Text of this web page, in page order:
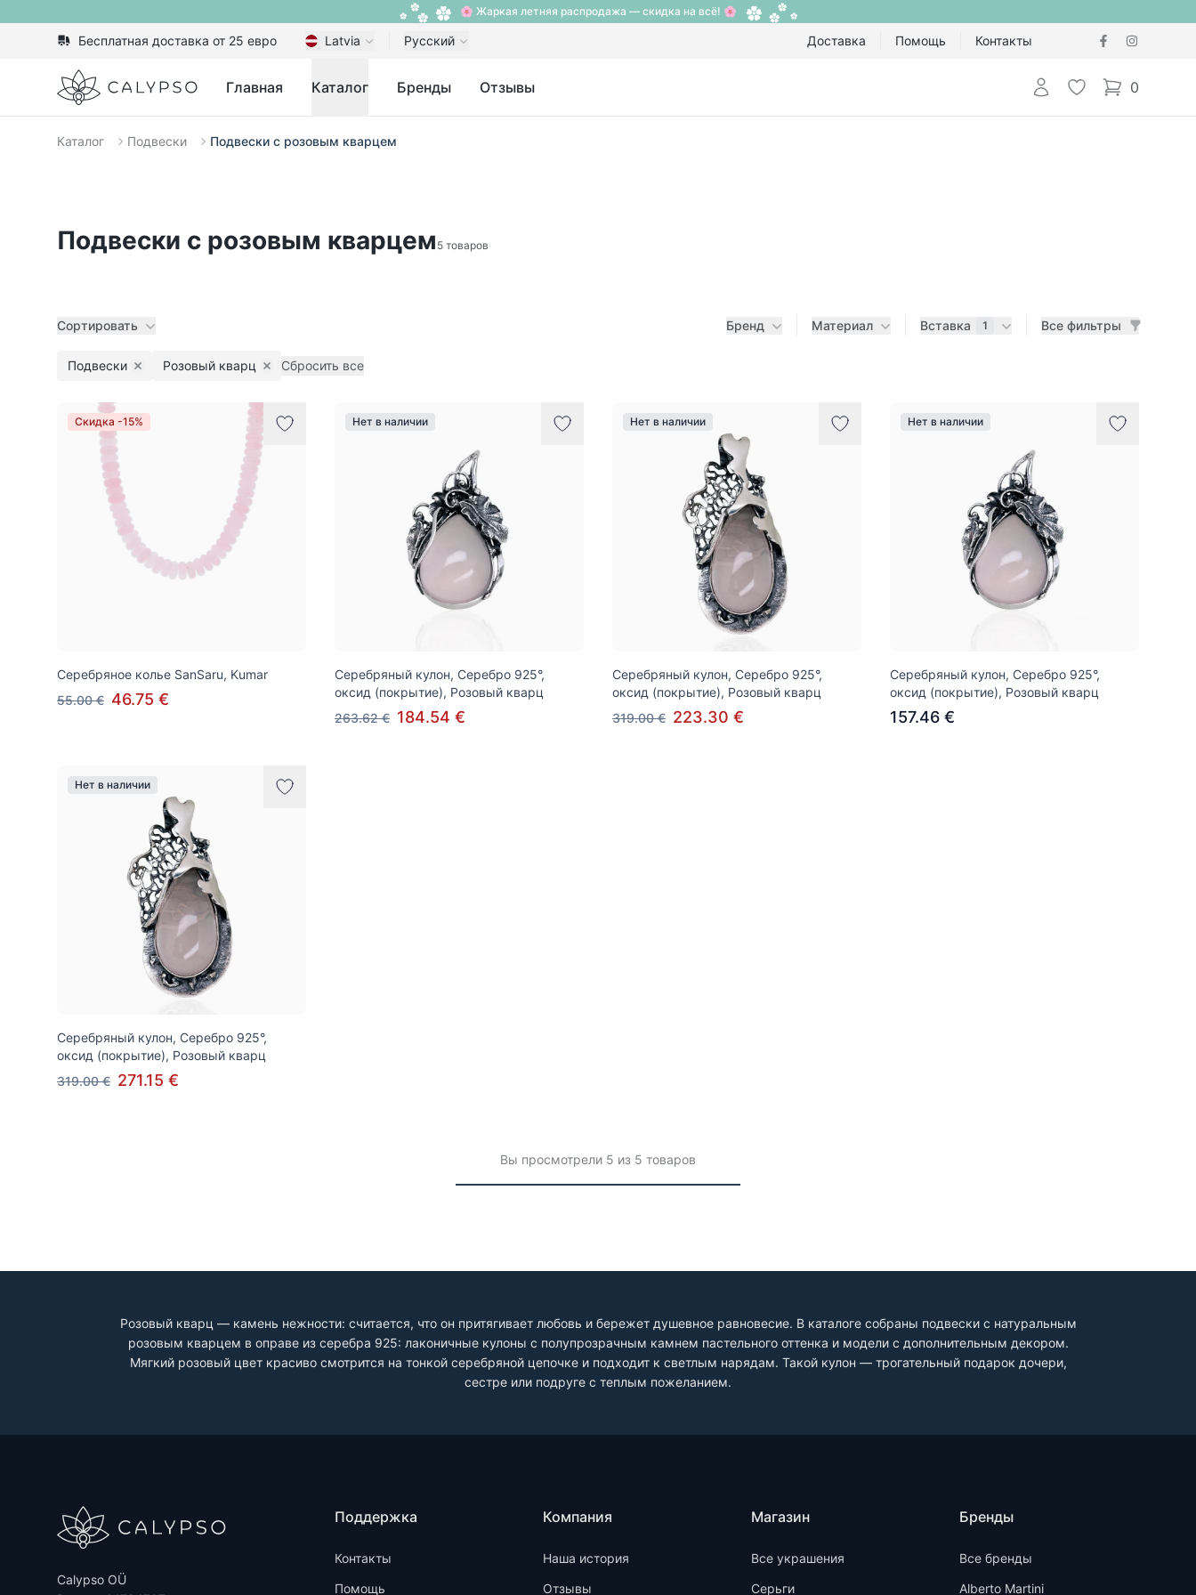
🌸 Жаркая летняя распродажа — скидка на всё! 🌸
Бесплатная доставка от 25 евро Latvia Русский Доставка Помощь Контакты
Calypso Главная Каталог Бренды Отзывы Авторизоваться
Избранное
0
items in cart,
Каталог Подвески Подвески с розовым кварцем
Подвески с розовым кварцем 5 товаров
Розовый кварц — камень нежности: считается, что он притягивает любовь и бережет душевное равновесие. В каталоге собраны подвески с натуральным
розовым кварцем в оправе из серебра 925: лаконичные кулоны с полупрозрачным камнем пастельного оттенка и модели с дополнительным декором.
Мягкий розовый цвет красиво смотрится на тонкой серебряной цепочке и подходит к светлым нарядам. Такой кулон — трогательный подарок дочери,
сестре или подруге с теплым пожеланием.
Сортировать Бренд Материал Вставка 1 Все фильтры
Подвески Remove filter
Розовый кварц Remove filter
Сбросить все
Товары
Скидка -15%
Серебряное колье SanSaru, Kumar
55.00 € 46.75 €
Нет в наличии
Серебряный кулон, Серебро 925°,
оксид (покрытие), Розовый кварц
263.62 € 184.54 €
Нет в наличии
Серебряный кулон, Серебро 925°,
оксид (покрытие), Розовый кварц
319.00 € 223.30 €
Нет в наличии
Серебряный кулон, Серебро 925°,
оксид (покрытие), Розовый кварц
157.46 €
Нет в наличии
Серебряный кулон, Серебро 925°,
оксид (покрытие), Розовый кварц
319.00 € 271.15 €
Вы просмотрели 5 из 5 товаров
Calypso OÜ
Поддержка
Контакты
Помощь
Компания
Наша история
Отзывы
Магазин
Все украшения
Серьги
Бренды
Все бренды
Alberto Martini